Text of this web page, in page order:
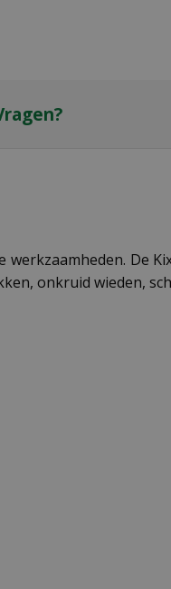
De
onkruid wieden,